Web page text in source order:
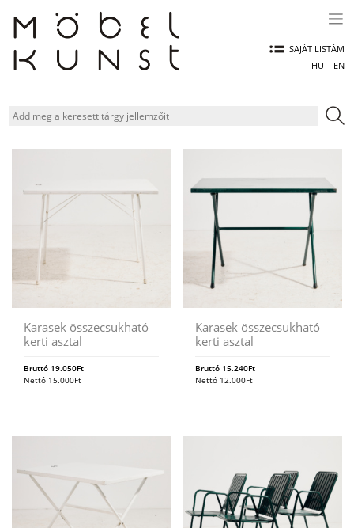
content
SAJÁT LISTÁM
HU
EN
Karasek összecsukható
kerti asztal
Bruttó 19.050Ft
Nettó 15.000Ft
Karasek összecsukható
kerti asztal
Bruttó 15.240Ft
Nettó 12.000Ft